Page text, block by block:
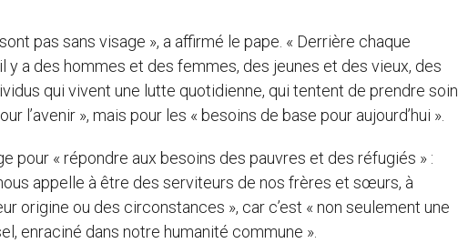
pas sans visage », a affirmé le pape. « Derrière chaque
a des hommes et des femmes, des jeunes et des vieux, des
qui vivent une lutte quotidienne, qui tentent de prendre soin
l’avenir », mais pour les « besoins de base pour aujourd’hui ».
pour « répondre aux besoins des pauvres et des réfugiés » :
appelle à être des serviteurs de nos frères et sœurs, à
origine ou des circonstances », car c’est « non seulement une
enraciné dans notre humanité commune ».